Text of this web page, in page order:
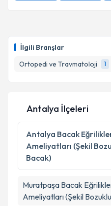
İlgili Branşlar
Ortopedi ve Travmatoloji
1
Antalya İlçeleri
Antalya Bacak
Ameliyatları (Şekil
Bacak)
Muratpaşa Bacak
Ameliyatları (Şekil